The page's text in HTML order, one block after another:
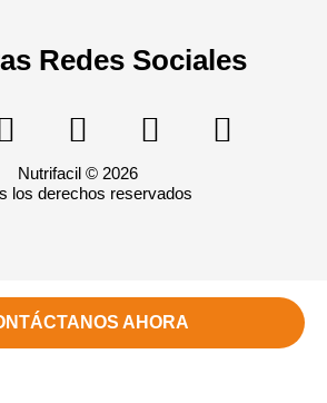
Redes Sociales
Nutrifacil © 2026
los derechos reservados
AHORA